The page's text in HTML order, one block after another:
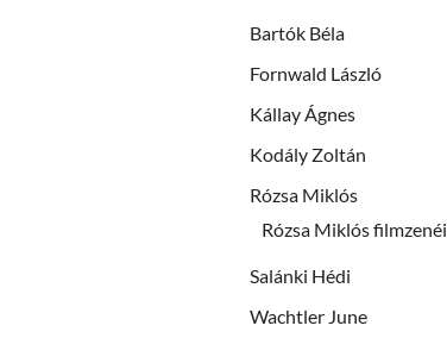
Bartók Béla
Fornwald László
Kállay Ágnes
Kodály Zoltán
Rózsa Miklós
Rózsa Miklós filmzenéi
Salánki Hédi
Wachtler June